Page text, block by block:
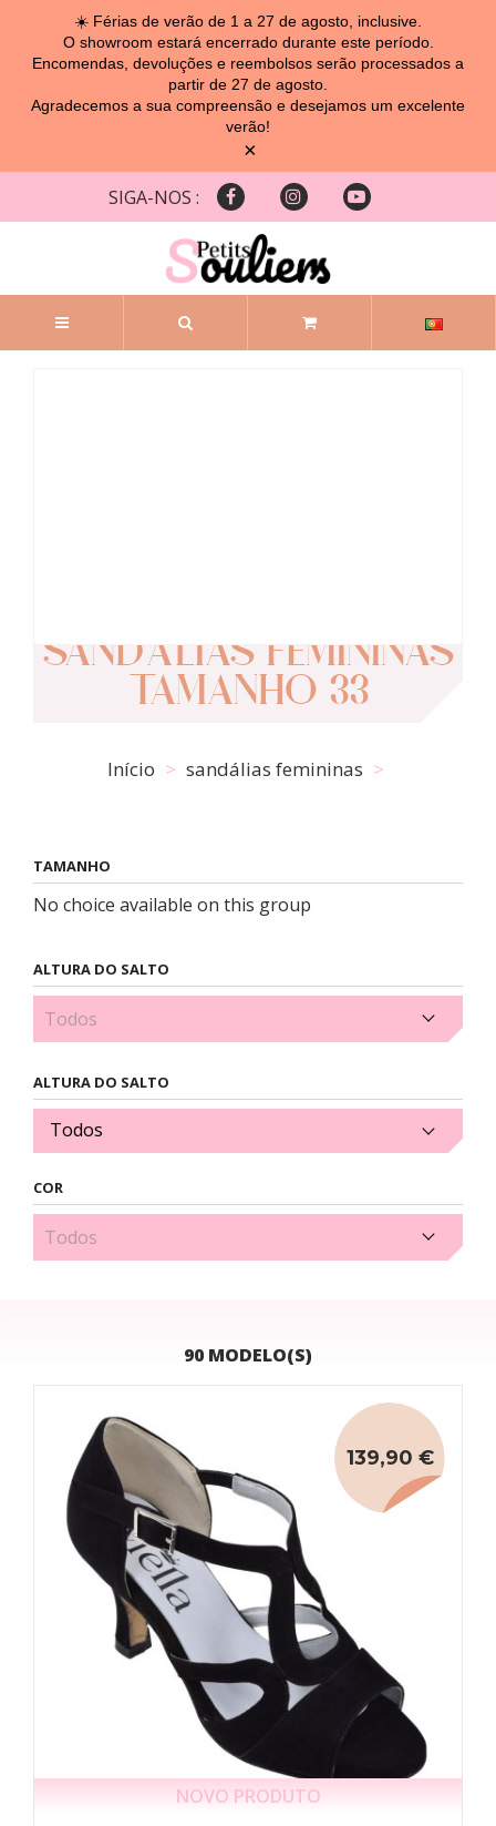
☀️ Férias de verão de 1 a 27 de agosto, inclusive.
O showroom estará encerrado durante este período.
Encomendas, devoluções e reembolsos serão processados ​​a
partir de 27 de agosto.
Agradecemos a sua compreensão e desejamos um excelente
verão!
×
SIGA-NOS :
SANDÁLIAS FEMININAS
TAMANHO 33
Início sandálias femininas
TAMANHO
No choice available on this group
ALTURA DO SALTO
2,5 cm (2)
ALTURA DO SALTO
Todos
COR
Amarelo (2)
90 MODELO(S)
NOVO PRODUTO
139,90 €